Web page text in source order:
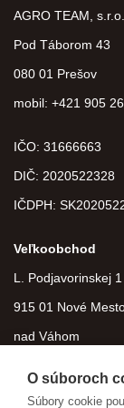
AGRO TEAM, s.r.o.
Pod Táborom 43
080 01 Prešov
mobil: +421 905
IČO: 31666663
DIČ: 2020522328
IČDPH:
Veľkoobchod
L. Podjavorinskej 1
915 01 Nové
nad Váhom
O súboroch
Súbory cookie